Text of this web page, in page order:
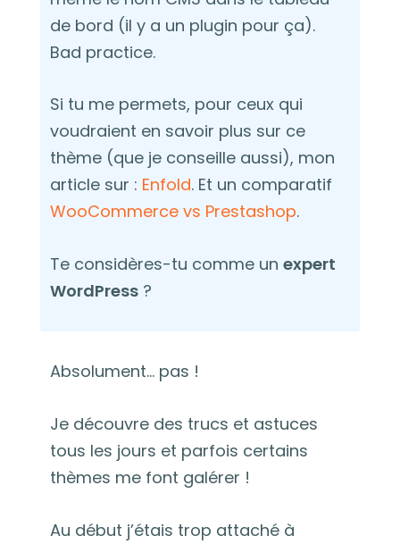
de bord (il y a un plugin pour ça).
Bad practice.
Si tu me permets, pour ceux qui
voudraient en savoir plus sur ce
thème (que je conseille aussi), mon
article sur : Enfold. Et un comparatif
WooCommerce vs Prestashop.
Te considères-tu comme un expert
WordPress?
Absolument… pas !
Je découvre des trucs et astuces
tous les jours et parfois certains
thèmes me font galérer !
Au début j’étais trop attaché à